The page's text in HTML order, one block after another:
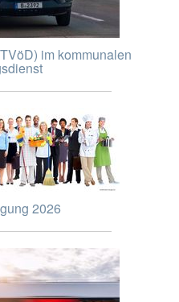
im kommunalen
2026